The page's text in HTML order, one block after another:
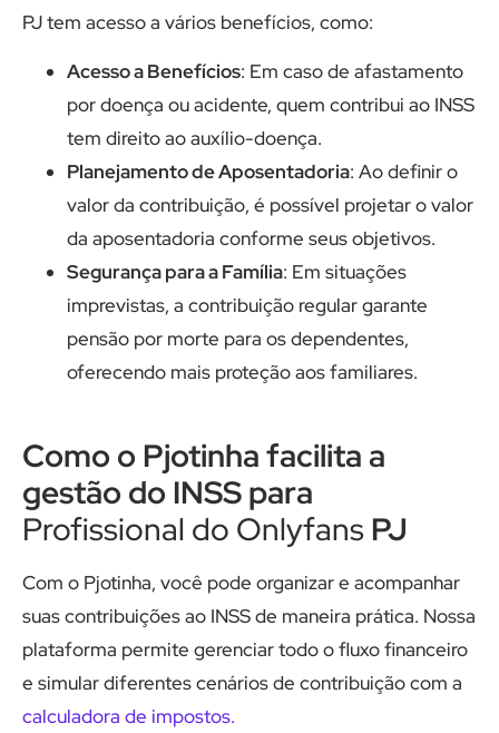
PJ tem acesso a vários benefícios, como:
Acesso a Benefícios: Em caso de afastamento
por doença ou acidente, quem contribui ao INSS
tem direito ao auxílio-doença.
Planejamento de Aposentadoria: Ao definir o
valor da contribuição, é possível projetar o valor
da aposentadoria conforme seus objetivos.
Segurança para a Família: Em situações
imprevistas, a contribuição regular garante
pensão por morte para os dependentes,
oferecendo mais proteção aos familiares.
Como o Pjotinha facilita a
gestão do INSS para
Profissional do Onlyfans PJ
Com o Pjotinha, você pode organizar e acompanhar
suas contribuições ao INSS de maneira prática. Nossa
plataforma permite gerenciar todo o fluxo financeiro
e simular diferentes cenários de contribuição com a
calculadora de impostos.